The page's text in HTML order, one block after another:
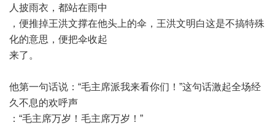
人披雨衣，都站在雨中
，便推掉王洪文撑在他头上的伞，王洪文明白这是不搞特殊
化的意思，便把伞收起
来了。
他第一句话说： “毛主席派我来看你们！ ”这句话激起全场经
久不息的欢呼声
： “毛主席万岁！毛主席万岁！ ”